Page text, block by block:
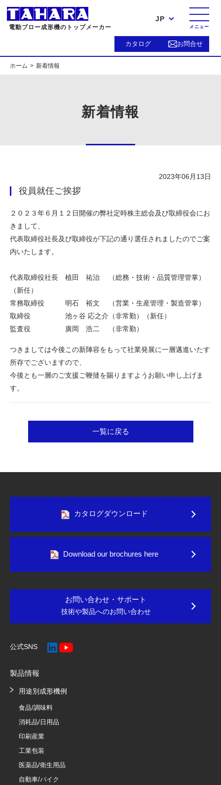
電動ブロー成形機のトップメーカー
JP
メニュー
カタログ お問合せ
ホーム 新着情報
新着情報
2023年06月13日
役員就任ご挨拶
２０２３年６月１２日開催の弊社定時株主総会及び取締役会にお
きまして、
代表取締役社長及び取締役が下記の通り選任されましたのでご案
内いたします。
代表取締役社長 植田 祐治 （総務・技術・品質管理管掌）
（新任）
常務取締役 明石 裕文 （営業・生産管理・製造管掌）
取締役 池ヶ谷 応之介（非常勤）（新任）
監査役 廣岡 浩二 （非常勤）
つきましては今後この新陣容をもって社業発展に一層邁進いたす
所存でございますので、
今後とも一層のご支援ご鞭撻を賜りますようお願い申し上げま
す。
一覧に戻る
製品情報
用途別成形機例
食品/調味料
消耗品/日用品
印刷産業
工業包装
医薬品/衛生用品
自動車/バイク
カタログダウンロード
Download our brochures here
お問い合わせ・サポート
技術や製品へのお問い合わせ
公式SNS